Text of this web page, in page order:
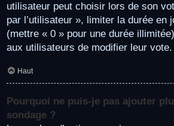
utilisateur peut choisir lors de son
par l’utilisateur », limiter la durée en
(mettre « 0 » pour une durée
aux utilisateurs de modifier leur vote.
Haut
Pourquoi ne puis-je pas ajouter
sondage ?